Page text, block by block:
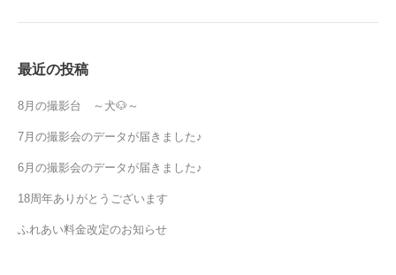
最近の投稿
8月の撮影台 ～犬🐶～
7月の撮影会のデータが届きました♪
6月の撮影会のデータが届きました♪
18周年ありがとうございます
ふれあい料金改定のお知らせ